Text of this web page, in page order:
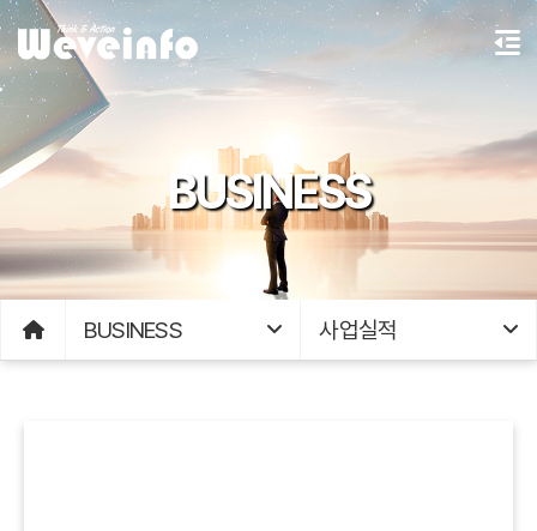
BUSINESS
BUSINESS 사업실적